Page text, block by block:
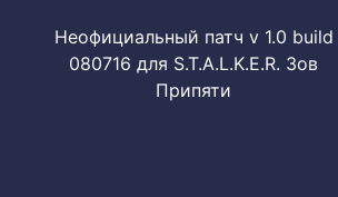
Неофициальный патч v 1.0 build
080716 для S.T.A.L.K.E.R. Зов
Припяти